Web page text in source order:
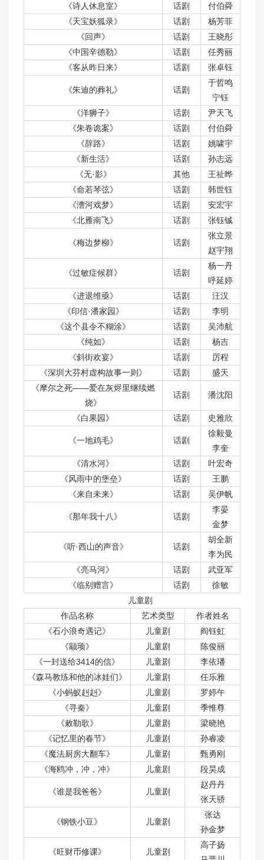
《诗人休息室》
话剧
付伯舜
《天宝妖狐录》
话剧
杨芳菲
《回声》
话剧
王晓彤
《中国辛德勒》
话剧
任秀丽
《客从昨日来》
话剧 张卓钰
《朱迪的葬礼》 话剧
于哲鸣
宁钰
《洋狮子》
话剧
尹天飞
《朱卷诡案》
话剧
付伯舜
《辞路》
话剧
姚啸宇
《新生活》
话剧
孙志远
《无·影》
其他
王祉晔
《命若琴弦》
话剧
韩世钰
《漕河戏梦》
话剧
安宏宇
《北雁南飞》
话剧 张钰铖
《梅边梦柳》 话剧
张立景
赵宇翔
《过敏症候群》 话剧
杨一丹
呼延婷
《进退维亟》
话剧
汪汉
《印信·潘家园》
话剧
李明
《这个县令不糊涂》
话剧
吴沛航
《纯如》
话剧
杨吉
《斜街欢宴》
话剧
厉程
《深圳大芬村虚构故事一则》
话剧
盛天
《摩尔之死——爱在灰烬里继续燃
烧》
话剧 潘沈阳
《白果园》 话剧 史雅欣
《一地鸡毛》 话剧
徐毅曼
李奎
《清水河》
话剧
叶宏奇
《风雨中的堡垒》
话剧
王鹏
《来自未来》
话剧 吴伊帆
《那年我十八》 话剧
李晏
金梦
《听·西山的声音》 话剧
胡全新
李为民
《亮马河》
话剧
武亚军
《临别赠言》
话剧
徐敏
儿童剧
作品名称
艺术类型
作者姓名
《石小浪奇遇记》
儿童剧
阎钰虹
《颛顼》
儿童剧
陈俊丽
《一封送给3414的信》
儿童剧
李依璠
《森马教练和他的冰娃们》
儿童剧
任乐雅
《小蚂蚁赳赳》
儿童剧
罗婷午
《寻秦》
儿童剧
季惟尊
《敕勒歌》
儿童剧
梁晓艳
《记忆里的春节》
儿童剧
孙睿凌
《魔法厨房大翻车》
儿童剧
甄勇刚
《海鸥冲，冲，冲》
儿童剧 段昊成
《谁是我爸爸》 儿童剧
赵丹丹
张天骄
《钢铁小豆》 儿童剧
张达
孙金梦
《旺财币修课》 儿童剧
高子扬